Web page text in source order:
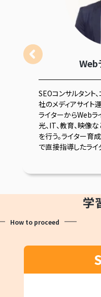
Web
SEOコンサルタント
社のメディアサイト
ライターからWebラ
光、IT、教育、映像
を行う。ライター育
で直接指導したライ
学
How to proceed